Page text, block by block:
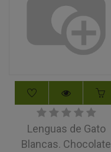
Lenguas de Gato
Blancas. Chocolate